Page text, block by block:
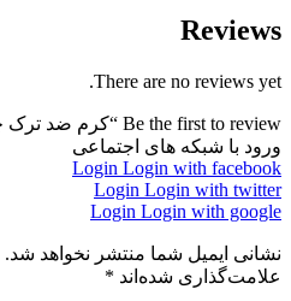
Reviews
There are no reviews yet.
Be the first to review “کرم ضد ترک چرم”
ورود با شبکه های اجتماعی
Login Login with facebook
Login Login with twitter
Login Login with google
نشانی ایمیل شما منتشر نخواهد شد.
علامت‌گذاری شده‌اند *